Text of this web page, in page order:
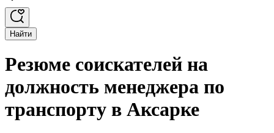
Найти
Резюме соискателей на
должность менеджера по
транспорту в Аксарке